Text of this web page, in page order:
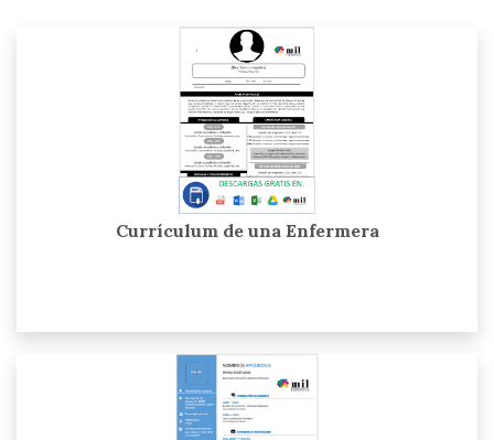
Currículum de una Enfermera